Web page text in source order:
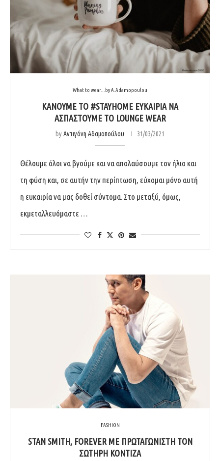
What to wear...by A.Adamopoulou
ΚΆΝΟΥΜΕ ΤΟ #STAYHOME ΕΥΚΑΙΡΊΑ ΝΑ
ΑΣΠΑΣΤΟΎΜΕ ΤΟ LOUNGE WEAR
byΑντιγόνη Αδαμοπούλου 31/03/2021
Θέλουμε όλοι να βγούμε και να απολαύσουμε τον ήλιο και
τη φύση και, σε αυτήν την περίπτωση, εύχομαι μόνο αυτή
η ευκαιρία να μας δοθεί σύντομα. Στο μεταξύ, όμως,
εκμεταλλευόμαστε …
FASHION
STAN SMITH, FOREVER ΜΕ ΠΡΩΤΑΓΩΝΙΣΤΉ ΤΟΝ
ΣΩΤΉΡΗ ΚΟΝΤΙΖΆ